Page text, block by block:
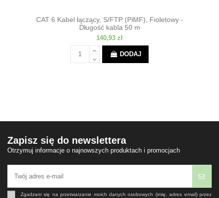
CAT 6 Kabel łączący, S/FTP (PiMF), Fioletowy -
Długość kabla 50 m
140,93 zł
DODAJ
Zapisz się do newslettera
Otrzymuj informacje o najnowszych produktach i promocjach
Zgadzam się na przetwarzanie moich danych osobowych (imię, adres email) przez